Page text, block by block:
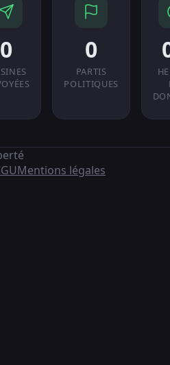
0 0
PARTIS
POLITIQUES
Mentions légales